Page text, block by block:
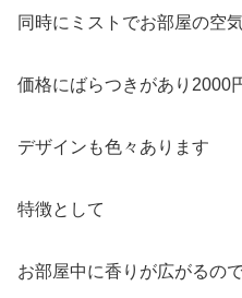
同時にミストでお部屋の空
価格にばらつきがあり2000
デザインも色々あります
特徴として
お部屋中に香りが広がるの